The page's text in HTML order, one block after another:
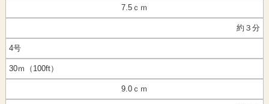
7.5ｃｍ
約３分
4号
30ｍ（100ft）
9.0ｃｍ